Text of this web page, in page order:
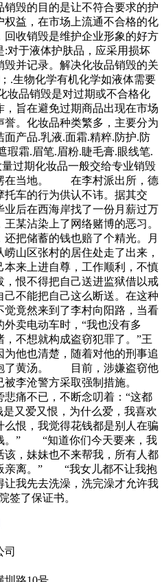
毁的目的是让不符合要求的护
益，在市场上流通不合格的化
收销毁是维护企业形象的好方
对于液体护肤品，应采用损坏
并记录。解决化妆品销毁的关
.生物化学有机化学如液体需要
妆品销毁是对过期或不合格化
旨在避免过期商品出现在市场
。化妆品种类繁多，主要分为
产品.乳液.面霜.精粹.防护.防
瑕霜.眉笔.眉粉.睫毛膏.眼线笔.
过期化妆品一般交给专业销毁
在当地。 在李村派出所，德
车的行为供认不讳。据其交
后在西海岸找了一份月薪过万
某沾染上了网络赌博的恶习。
把储蓄的钱也赔了个精光。月
山区张村的居住处走了出来，
来上进自尊，工作顺利，不慎
恨不得把自己送进监狱借以戒
不能把自己这么断送。在这种
竟然来到了李村向阳路，当看
卖电动车时，“我也没有多
不想就构成盗窃犯罪了。”王
他也清楚，随着对他的刑事追
了黄汤。 目前，涉嫌盗窃他
被李沧警方采取强制措施。
痛不已，不断念叨着：“这都
又爱又恨，为什么爱，我喜欢
恨，我觉得花钱都是别人在骗
。” “知道你们今天要来，我
，妹妹也不来帮我，所有人都
亲离。” “我女儿都不让我抱
我先去洗澡，洗完澡才允许我
了保证书。